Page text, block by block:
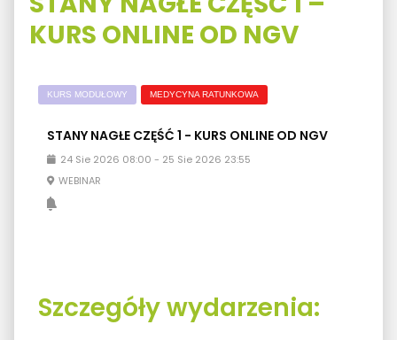
KURS ONLINE OD NGV
KURS MODUŁOWY MEDYCYNA RATUNKOWA
STANY NAGŁE CZĘŚĆ 1 - KURS ONLINE OD NGV
24 Sie 2026 08:00 - 25 Sie 2026 23:55
WEBINAR
Szczegóły wydarzenia: